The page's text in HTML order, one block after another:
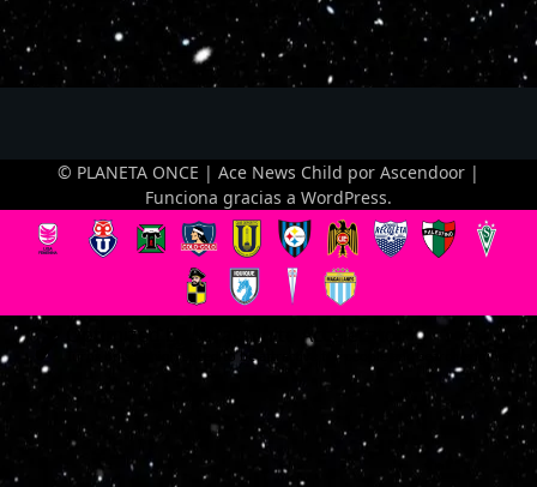
© PLANETA ONCE | Ace News Child por Ascendoor |
Funciona gracias a WordPress.
Optimized by Seraphinite Accelerator
Turns on site high speed to be attractive for people and search engines.